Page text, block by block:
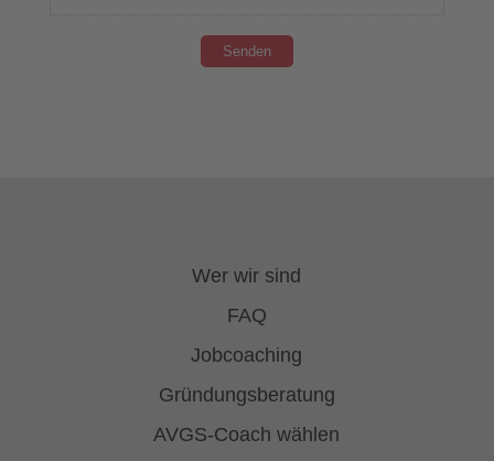
Wer wir sind
FAQ
Jobcoaching
Gründungsberatung
AVGS-Coach wählen